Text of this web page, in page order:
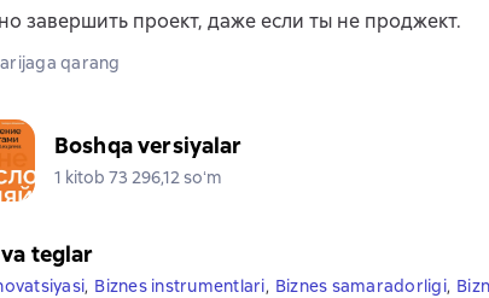
завершить проект, даже если ты не проджект.
qarang
Boshqa versiyalar
1 kitob 73 296,12 soʻm
teglar
, Biznes instrumentlari, Biznes samaradorligi,